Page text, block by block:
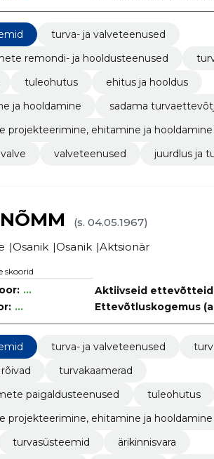
turva- ja valveteenused
remondi- ja hooldusteenused
tuleohutus
ehitus ja hooldus
ja hooldamine
sadama
projekteerimine, ehitamine ja hooldamine
valveteenused juurdlus ja
(s. 04.05.1967)
Osanik Osanik Aktsionär
skoorid
...
...
Aktiivseid
Ettevõtluskogemus
turva- ja valveteenused
turvakaamerad
paigaldusteenused
tuleohutus
projekteerimine, ehitamine ja hooldamine
turvasüsteemid
ärikinnisvara